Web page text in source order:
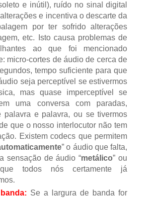
e inútil), ruído no sinal digital
e incentiva o descarte da
por ter sofrido alterações
etc.
Isto causa problemas de
ao que foi mencionado
micro-cortes de áudio de cerca de
tempo suficiente para que
seja perceptível se estivermos
mas quase imperceptível se
uma conversa com paradas,
palavra e palavra, ou se tivermos
que o nosso interlocutor não tem
Existem codecs que permitem
” o áudio que falta,
sensação de áudio “metálico” ou
todos nós certamente já
Se a largura de banda for